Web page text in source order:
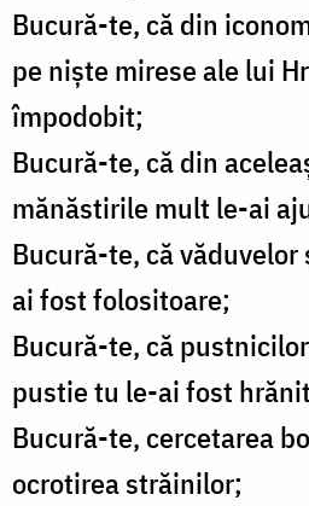
Bucură-te, că din
pe nişte mirese ale lui
împodobit;
Bucură-te, că din
mănăstirile mult le-ai
Bucură-te, că
ai fost folositoare;
Bucură-te, că
pustie tu le-ai fost
Bucură-te, cercetarea
ocrotirea străinilor;